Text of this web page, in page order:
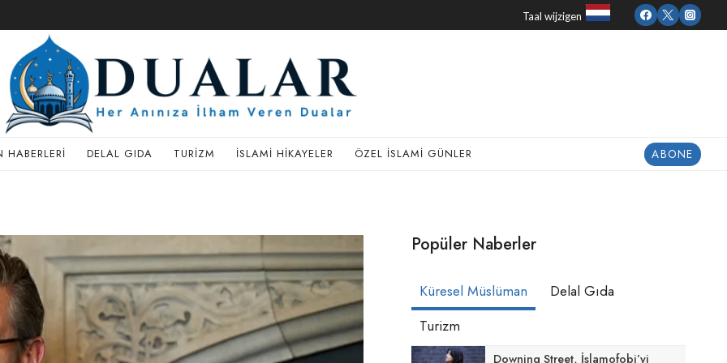
Taal wijzigen
HABERLERI DELAL GIDA TURIZM İSLAMI HIKAYELER ÖZEL İSLAMI GÜNLER ABONE
Popüler Naberler
Küresel Müslüman
Delal Gıda
Turizm
Downing Street, İslamofobi’yi